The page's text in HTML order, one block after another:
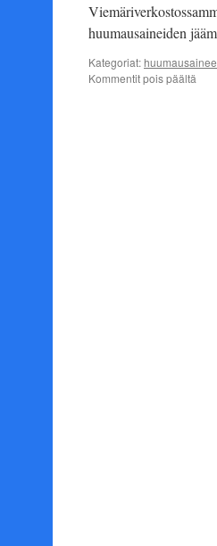
huumausaineiden
Kategoriat:
Kommentit pois päältä